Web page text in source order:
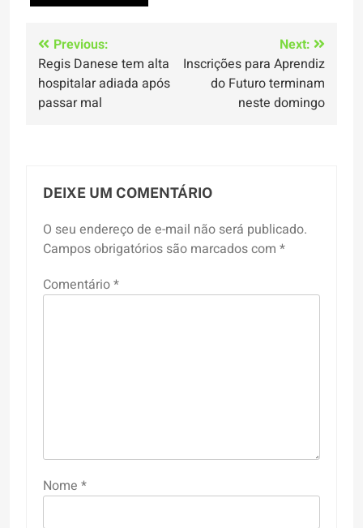
Navegação
de
Post
Previous:
Regis Danese tem alta
hospitalar adiada após
passar mal
Next:
Inscrições para Aprendiz
do Futuro terminam
neste domingo
DEIXE UM COMENTÁRIO
O seu endereço de e-mail não será publicado.
Campos obrigatórios são marcados com *
Comentário*
Nome *